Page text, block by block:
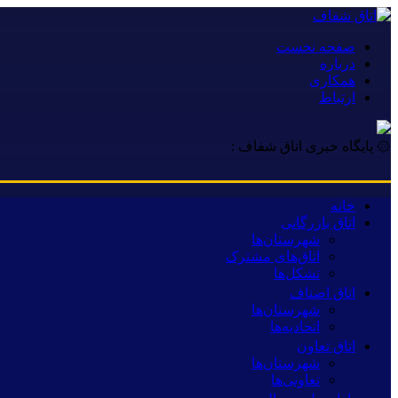
صفحه نخست
درباره
همکاری
ارتباط
۞ پایگاه خبری اتاق شفاف :
خانه
اتاق بازرگانی
شهرستان‌ها
اتاق‌های مشترک
تشکل‌ها
اتاق اصناف
شهرستان‌ها
اتحادیه‌ها
اتاق تعاون
شهرستان‌ها
تعاونی‌ها